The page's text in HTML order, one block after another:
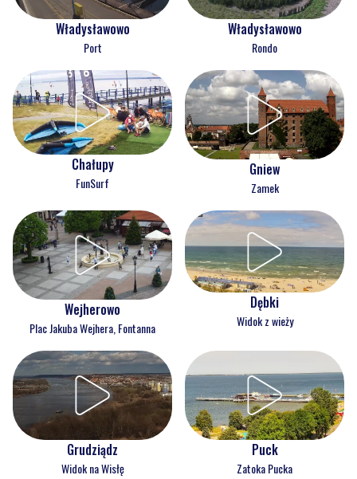
Władysławowo
Port
Władysławowo
Rondo
Chałupy
FunSurf
Gniew
Zamek
Wejherowo
Plac Jakuba Wejhera, Fontanna
Dębki
Widok z wieży
Grudziądz
Widok na Wisłę
Puck
Zatoka Pucka